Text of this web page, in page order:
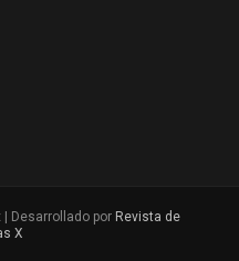
Desarrollado por Revista de
X